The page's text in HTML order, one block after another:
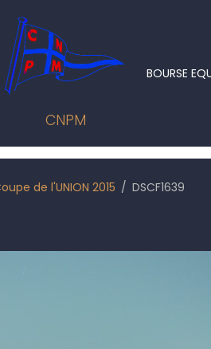
CNPM
BOURSE
de l'UNION 2015 DSCF1639